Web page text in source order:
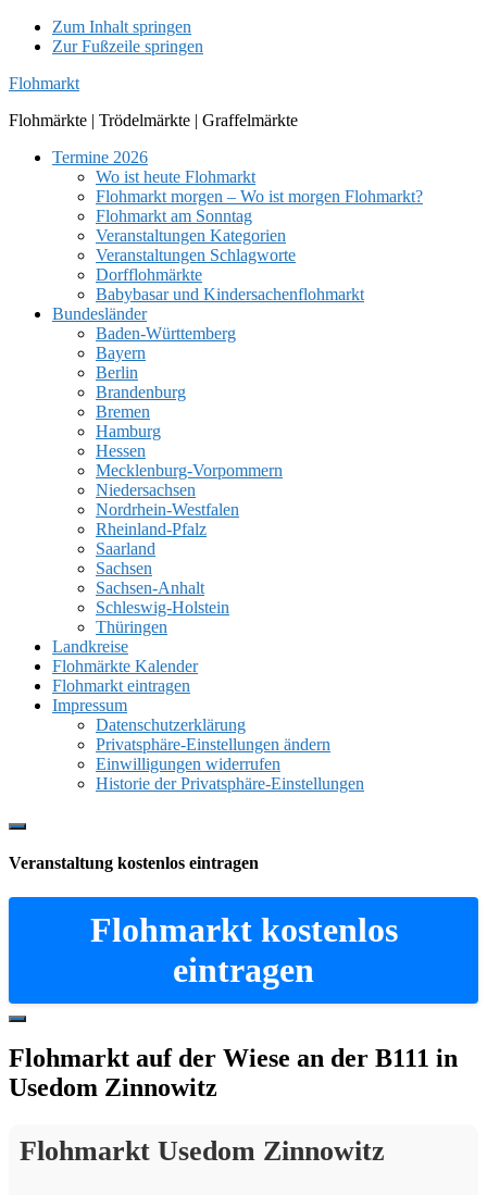
Zum Inhalt springen
Zur Fußzeile springen
Flohmarkt
Flohmärkte | Trödelmärkte | Graffelmärkte
Termine 2026
Wo ist heute Flohmarkt
Flohmarkt morgen – Wo ist morgen Flohmarkt?
Flohmarkt am Sonntag
Veranstaltungen Kategorien
Veranstaltungen Schlagworte
Dorfflohmärkte
Babybasar und Kindersachenflohmarkt
Bundesländer
Baden-Württemberg
Bayern
Berlin
Brandenburg
Bremen
Hamburg
Hessen
Mecklenburg-Vorpommern
Niedersachsen
Nordrhein-Westfalen
Rheinland-Pfalz
Saarland
Sachsen
Sachsen-Anhalt
Schleswig-Holstein
Thüringen
Landkreise
Flohmärkte Kalender
Flohmarkt eintragen
Impressum
Datenschutzerklärung
Privatsphäre-Einstellungen ändern
Einwilligungen widerrufen
Historie der Privatsphäre-Einstellungen
Show
Content
Veranstaltung kostenlos eintragen
Flohmarkt kostenlos
eintragen
Hide
Content
Flohmarkt auf der Wiese an der B111 in
Usedom Zinnowitz
Flohmarkt Usedom Zinnowitz